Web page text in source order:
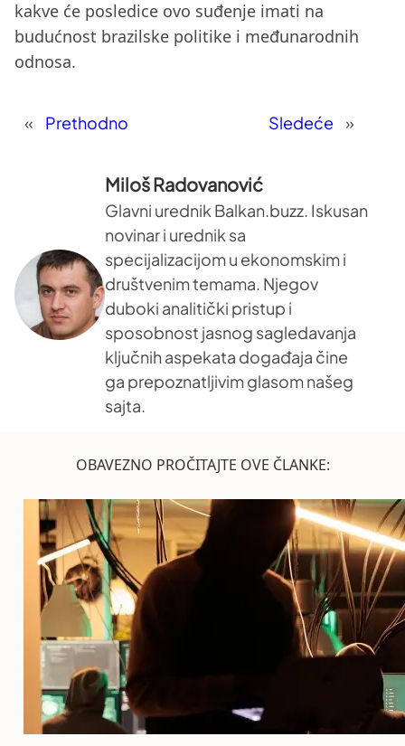
kakve će posledice ovo suđenje imati na
budućnost brazilske politike i međunarodnih
odnosa.
« Prethodno Sledeće »
Miloš Radovanović
Glavni urednik Balkan.buzz. Iskusan
novinar i urednik sa
specijalizacijom u ekonomskim i
društvenim temama. Njegov
duboki analitički pristup i
sposobnost jasnog sagledavanja
ključnih aspekata događaja čine
ga prepoznatljivim glasom našeg
sajta.
OBAVEZNO PROČITAJTE OVE ČLANKE: